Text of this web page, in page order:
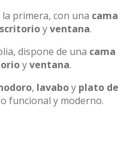
la primera, con una cama
yventana.
dispone de una cama
yventana.
, lavaboy plato de
funcional y moderno.